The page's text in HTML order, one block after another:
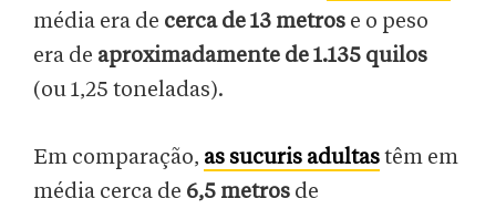
média era de cerca de 13 metros e o peso
era de aproximadamente de 1.135 quilos
(ou 1,25 toneladas).
Em comparação, as sucuris adultastêm em
média cerca de 6,5 metros de